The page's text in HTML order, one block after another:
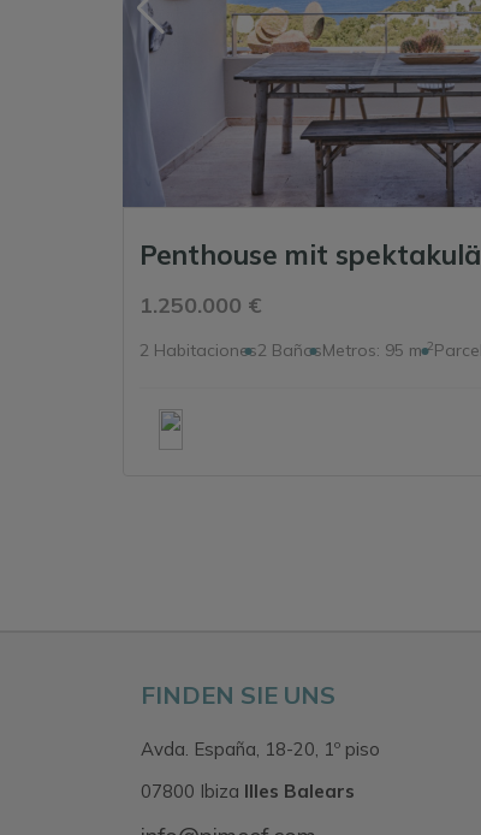
1.250.000 €
2 Habitaciones2 BañosMetros: 95 m 2
FINDEN SIE UNS
Avda. España, 18-20, 1º piso
07800 Ibiza Illes Balears